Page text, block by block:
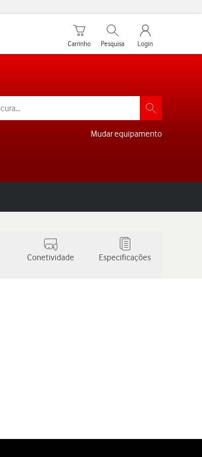
Carrinho de compras
Carrinho
Pesquisar
Pesquisa
My Vodafone
Login
Mudar equipamento
Conetividade Especificações